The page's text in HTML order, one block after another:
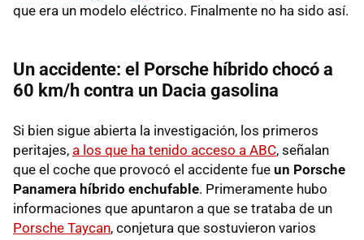
que era un modelo eléctrico. Finalmente no ha sido así.
Un accidente: el Porsche híbrido chocó a
60 km/h contra un Dacia gasolina
Si bien sigue abierta la investigación, los primeros
peritajes, a los que ha tenido acceso a ABC, señalan
que el coche que provocó el accidente fue un Porsche
Panamera híbrido enchufable. Primeramente hubo
informaciones que apuntaron a que se trataba de un
Porsche Taycan, conjetura que sostuvieron varios